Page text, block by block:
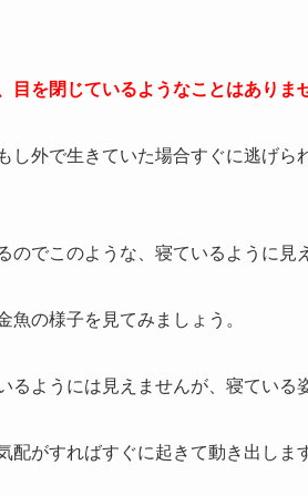
目を閉じているようなことはありま
し外で生きていた場合すぐに逃げら
のでこのような、寝ているように見
魚の様子を見てみましょう。
るようには見えませんが、寝ている
がすればすぐに起きて動き出しま